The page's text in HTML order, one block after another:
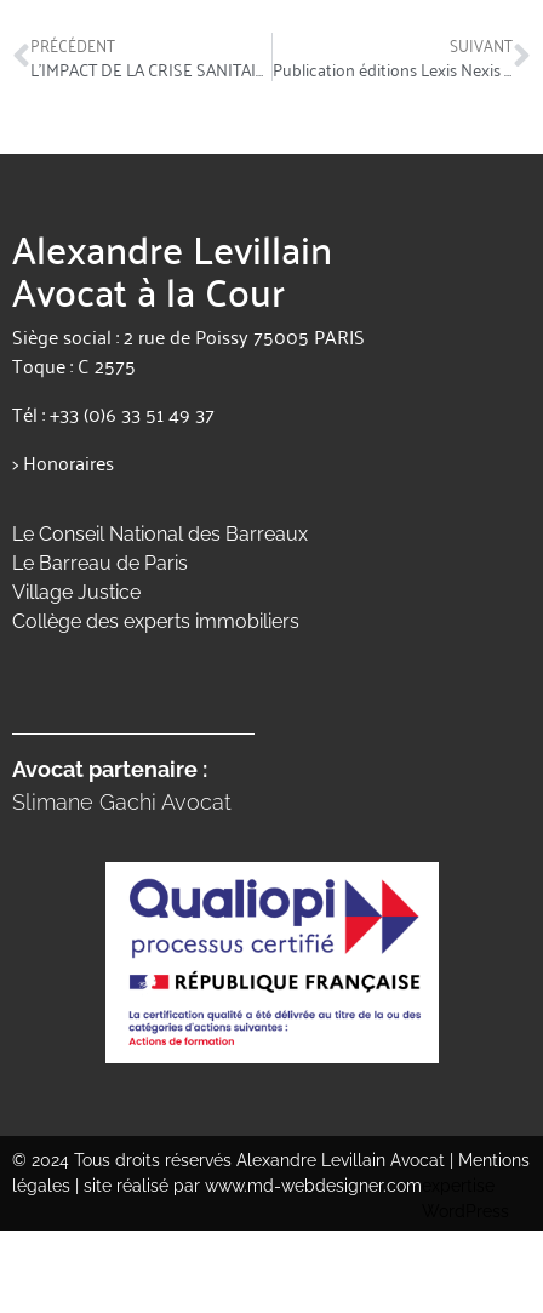
PRÉCÉDENT
L’IMPACT DE LA CRISE SANITAIRE COVID-19 SUR LES BAUX COMMERCIAUX
SUIVANT
Publication éditions Lexis Nexis n°10 d’octobre 2023
Alexandre Levillain
Avocat à la Cour
Siège social : 2 rue de Poissy 75005 PARIS
Toque : C 2575
Tél :+33 (0)6 33 51 49 37
>Honoraires
Le Conseil National des Barreaux
Le Barreau de Paris
Village Justice
Collège des experts immobiliers
Avocat partenaire :
Slimane Gachi Avocat
© 2024 Tous droits réservés Alexandre Levillain Avocat |
Mentions
légales
site réalisé par www.md-webdesigner.com